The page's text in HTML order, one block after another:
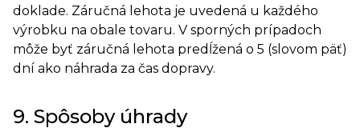
doklade. Záručná lehota je uvedená u každého
výrobku na obale tovaru. V sporných prípadoch
môže byť záručná lehota predĺžená o 5 (slovom päť)
dní ako náhrada za čas dopravy.
9. Spôsoby úhrady